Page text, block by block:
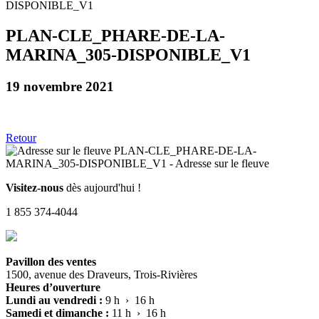
PLAN-CLE_PHARE-DE-LA-
MARINA_305-DISPONIBLE_V1
19 novembre 2021
Retour
Visitez-nous dès aujourd'hui !
1 855 374-4044
Pavillon des ventes
1500, avenue des Draveurs, Trois-Rivières
Heures d’ouverture
Lundi au vendredi : 9 h › 16 h
Samedi et dimanche : 11 h › 16 h